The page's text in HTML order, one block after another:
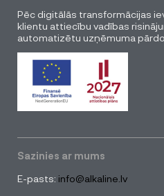
Pēc digitālās transformācijas
klientu attiecību vadības
automatizētu uzņēmuma
Sazinies ar mums
E-pasts: info@alkaline.lv